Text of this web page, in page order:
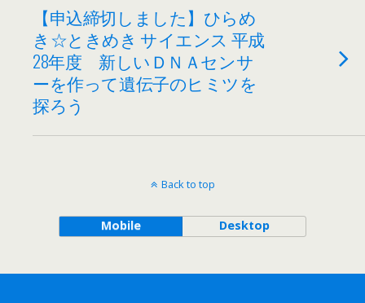
【申込締切しました】ひらめ
き☆ときめき サイエンス 平成
28年度 新しいＤＮＡセンサ
ーを作って遺伝子のヒミツを
探ろう
Back to top
Mobile Desktop